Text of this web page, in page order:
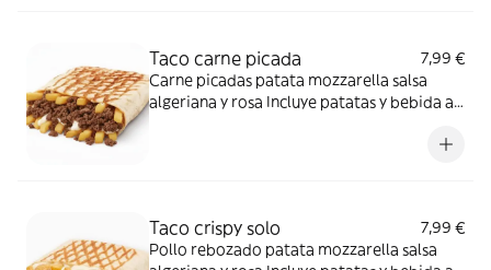
Taco carne picada
7,99 €
Carne picadas patata mozzarella salsa
algeriana y rosa Incluye patatas y bebida a
Taco crispy solo
7,99 €
Pollo rebozado patata mozzarella salsa